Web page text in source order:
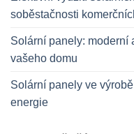
soběstačnosti
Solární panely: moderní
vašeho domu
Solární panely ve
energie